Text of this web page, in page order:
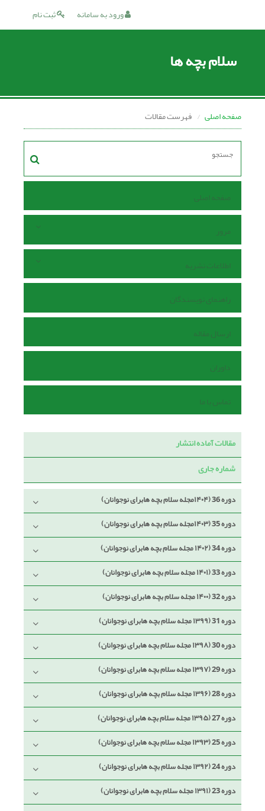
ثبت نام ورود به سامانه
سلام بچه ها
صفحه اصلی فهرست مقالات
صفحه اصلی
مرور
اطلاعات نشریه
راهنمای نویسندگان
ارسال مقاله
داوران
تماس با ما
مقالات آماده انتشار
شماره جاری
دوره 36 (۱۴۰۴مجله سلام بچه هابرای نوجوانان)
دوره 35 (۱۴۰۳مجله سلام بچه هابرای نوجوانان)
دوره 34 (۱۴۰۲ مجله سلام بچه هابرای نوجوانان)
دوره 33 (۱۴۰۱ مجله سلام بچه هابرای نوجوانان)
دوره 32 (۱۴۰۰ مجله سلام بچه هابرای نوجوانان)
دوره 31 (۱۳۹۹ مجله سلام بچه هابرای نوجوانان)
دوره 30 (۱۳۹۸ مجله سلام بچه هابرای نوجوانان)
دوره 29 (۱۳۹۷ مجله سلام بچه هابرای نوجوانان)
دوره 28 (۱۳۹۶ مجله سلام بچه هابرای نوجوانان)
دوره 27 (۱۳۹۵ مجله سلام بچه هابرای نوجوانان)
دوره 25 (۱۳۹۳ مجله سلام بچه هابرای نوجوانان)
دوره 24 (۱۳۹۲ مجله سلام بچه هابرای نوجوانان)
دوره 23 (۱۳۹۱ مجله سلام بچه هابرای نوجوانان)